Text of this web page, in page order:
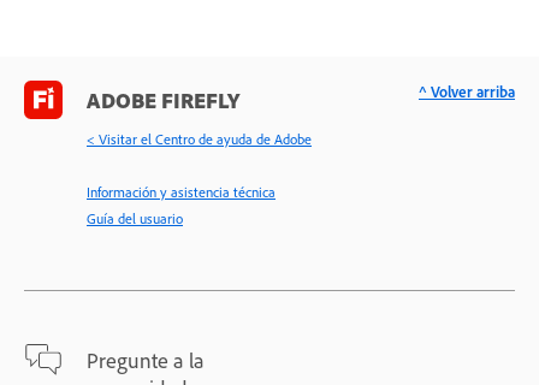
ADOBE FIREFLY
< Visitar el Centro de ayuda de Adobe
Información y asistencia técnica
Guía del usuario
Pregunte a la
^ Volver arriba